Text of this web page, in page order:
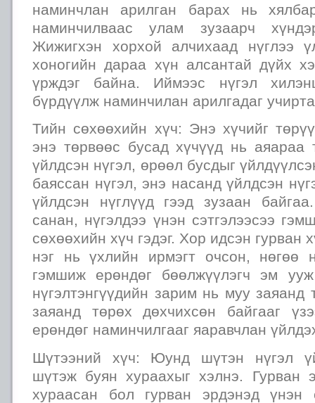
наминчлан арилган барах нь
наминчилваас улам зузаарч
Жижигхэн хорхой алчихаад нүглээ
хоногийн дараа хүн алсантай дүйх
үрждэг байна. Иймээс нүгэл
бүрдүүлж наминчилан арилгадаг
Тийн сөхөөхийн хүч: Энэ хүчийг
энэ төрвөөс бусад хүчүүд нь аяараа
үйлдсэн нүгэл, өрөөл бусдыг
баяссан нүгэл, энэ насанд үйлдсэн
үйлдсэн нүглүүд гээд зузаан
санан, нүгэлдээ үнэн сэтгэлээсээ
сөхөөхийн хүч гэдэг. Хор идсэн гурван
нэг нь үхлийн ирмэгт очсон, нөгөө
гэмшиж ерөндөг бөөлжүүлэгч эм
нүгэлтэнгүүдийн зарим нь муу
заяанд төрөх дөхчихсөн байгааг
ерөндөг наминчилгааг яаравчлан
Шүтээний хүч: Юунд шүтэн нүгэл
шүтэж буян хураахыг хэлнэ. Гурван
хураасан бол гурван эрдэнэд үнэн